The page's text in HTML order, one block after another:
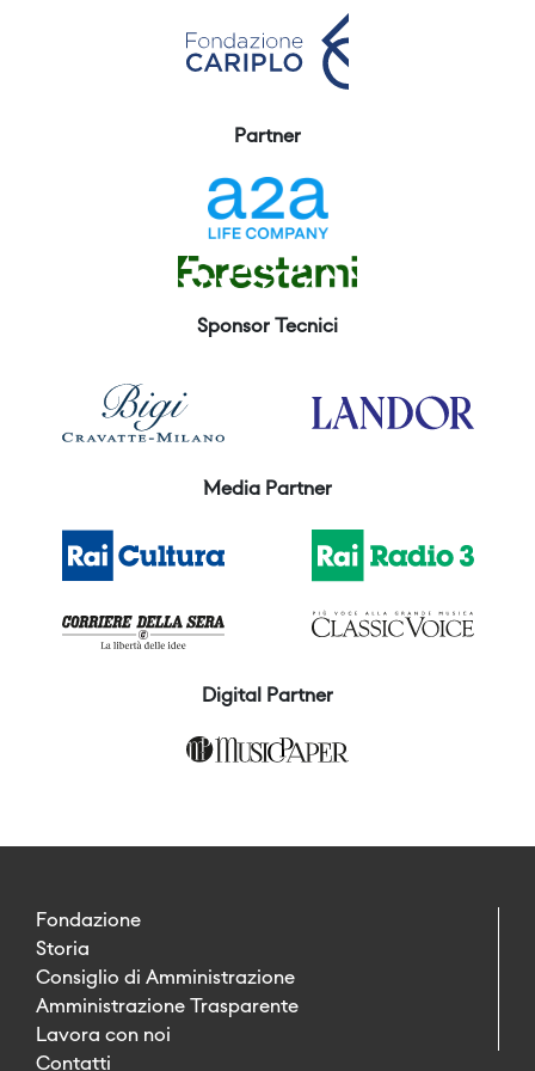
Partner
Sponsor Tecnici
Media Partner
Digital Partner
Fondazione
Storia
Consiglio di Amministrazione
Amministrazione Trasparente
Lavora con noi
Contatti